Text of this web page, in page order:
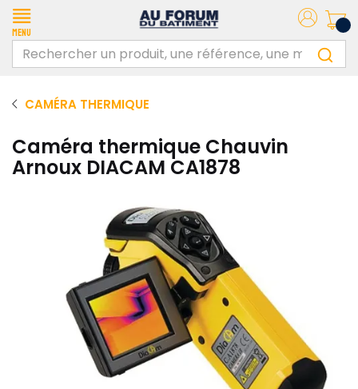
Menu
CAMÉRA THERMIQUE
Caméra thermique Chauvin
Arnoux DIACAM CA1878